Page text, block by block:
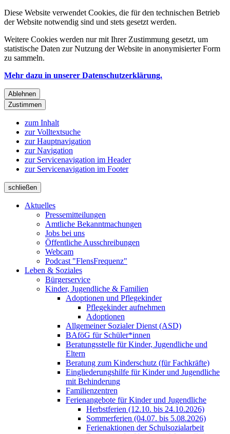
Diese Website verwendet Cookies, die für den technischen Betrieb
der Website notwendig sind und stets gesetzt werden.
Weitere Cookies werden nur mit Ihrer Zustimmung gesetzt, um
statistische Daten zur Nutzung der Website in anonymisierter Form
zu sammeln.
Mehr dazu in unserer Datenschutzerklärung.
Ablehnen
Zustimmen
zum Inhalt
zur Volltextsuche
zur Hauptnavigation
zur Navigation
zur Servicenavigation im Header
zur Servicenavigation im Footer
schließen
Aktuelles
Pressemitteilungen
Amtliche Bekanntmachungen
Jobs bei uns
Öffentliche Ausschreibungen
Webcam
Podcast "FlensFrequenz"
Leben & Soziales
Bürgerservice
Kinder, Jugendliche & Familien
Adoptionen und Pflegekinder
Pflegekinder aufnehmen
Adoptionen
Allgemeiner Sozialer Dienst (ASD)
BAföG für Schüler*innen
Beratungsstelle für Kinder, Jugendliche und
Eltern
Beratung zum Kinderschutz (für Fachkräfte)
Eingliederungshilfe für Kinder und Jugendliche
mit Behinderung
Familienzentren
Ferienangebote für Kinder und Jugendliche
Herbstferien (12.10. bis 24.10.2026)
Sommerferien (04.07. bis 5.08.2026)
Ferienaktionen der Schulsozialarbeit